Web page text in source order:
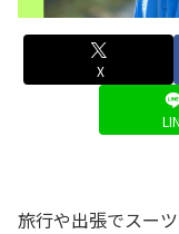
X
旅行や出張でスー